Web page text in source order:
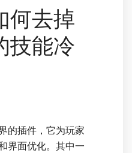
何去掉
技能冷
的插件，它为玩家
界面优化。其中一